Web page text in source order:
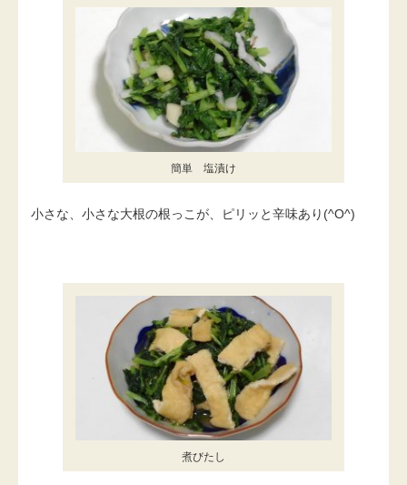
簡単 塩漬け
小さな、小さな大根の根っこが、ピリッと辛味あり(^O^)
煮びたし